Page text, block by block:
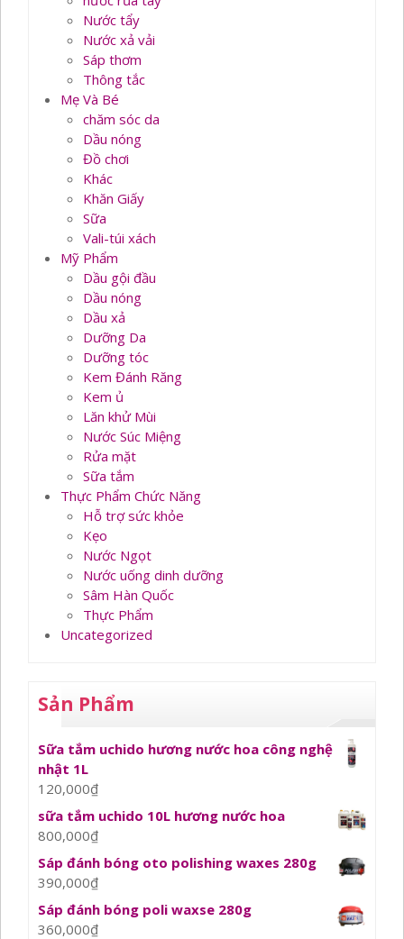
Nước tẩy
Nước xả vải
Sáp thơm
Thông tắc
Mẹ Và Bé
chăm sóc da
Dầu nóng
Đồ chơi
Khác
Khăn Giấy
Sữa
Vali-túi xách
Mỹ Phẩm
Dầu gội đầu
Dầu nóng
Dầu xả
Dưỡng Da
Dưỡng tóc
Kem Đánh Răng
Kem ủ
Lăn khử Mùi
Nước Súc Miệng
Rửa mặt
Sữa tắm
Thực Phẩm Chức Năng
Hỗ trợ sức khỏe
Kẹo
Nước Ngọt
Nước uống dinh dưỡng
Sâm Hàn Quốc
Thực Phẩm
Uncategorized
Sản Phẩm
Sữa tắm uchido hương nước hoa công nghệ
nhật 1L
120,000₫
sữa tắm uchido 10L hương nước hoa
800,000₫
Sáp đánh bóng oto polishing waxes 280g
390,000₫
Sáp đánh bóng poli waxse 280g
360,000₫